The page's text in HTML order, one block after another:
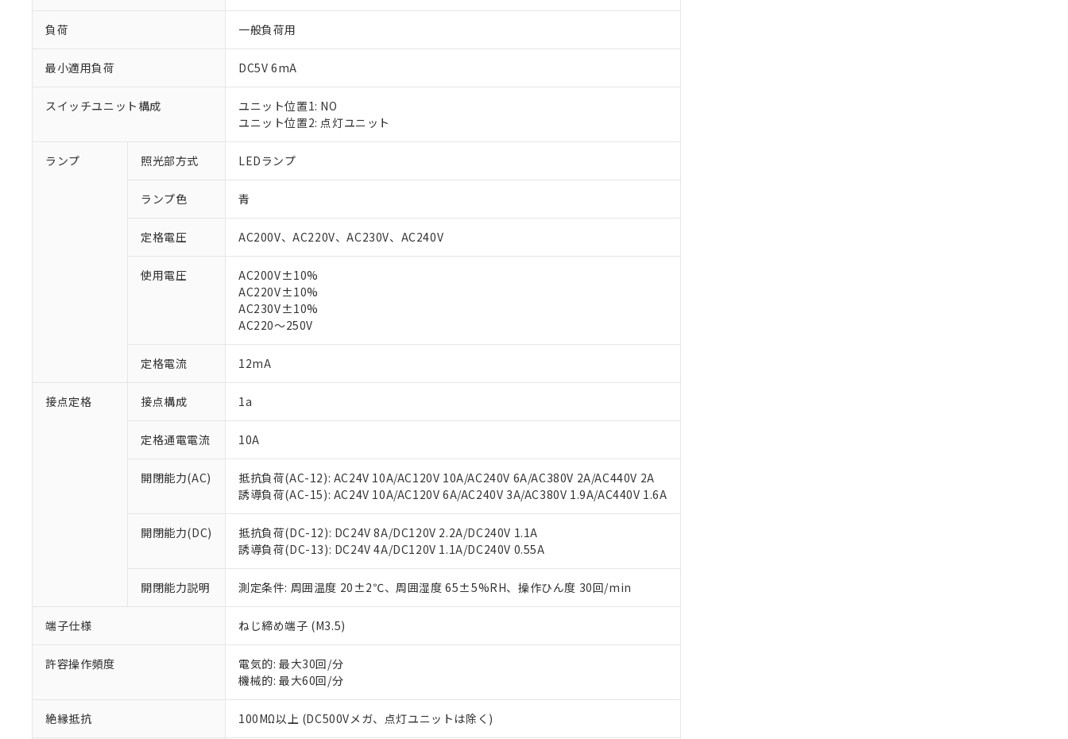
負荷 一般負荷用
最小適用負荷 DC5V 6mA
スイッチユニット構成
ユニット位置1: NO
ユニット位置2: 点灯ユニット
ランプ 照光部方式 LEDランプ
ランプ色 青
定格電圧 AC200V、AC220V、AC230V、AC240V
使用電圧
AC200V±10%
AC220V±10%
AC230V±10%
AC220～250V
定格電流 12mA
接点定格 接点構成 1a
定格通電電流 10A
開閉能力(AC)
抵抗負荷(AC-12): AC24V 10A/AC120V 10A/AC240V 6A/AC380V 2A/AC440V 2A
誘導負荷(AC-15): AC24V 10A/AC120V 6A/AC240V 3A/AC380V 1.9A/AC440V 1.6A
開閉能力(DC)
抵抗負荷(DC-12): DC24V 8A/DC120V 2.2A/DC240V 1.1A
誘導負荷(DC-13): DC24V 4A/DC120V 1.1A/DC240V 0.55A
開閉能力説明 測定条件: 周囲温度 20±2℃、周囲湿度 65±5%RH、操作ひん度 30回/min
端子仕様 ねじ締め端子 (M3.5)
許容操作頻度
電気的: 最大30回/分
機械的: 最大60回/分
絶縁抵抗 100MΩ以上 (DC500Vメガ、点灯ユニットは除く)
ご利用条件
以下の条件をお読みいただき、同意のうえご利用ください。
正式な納期状況および標準価格はお客様のお取引先、またはお客様担当のオムロン制御機器販売店・
当社販売員にご相談ください。
オムロン制御機器販売店や当社販売拠点は「販売ネットワーク
」をご確認ください。
在庫状況および標準価格結果を当社の事前の承諾なく第三者に漏洩または開示しないようお願いしま
す。
マイパーツ機能（部品リスト作成サービス）をご利用いただくには、I-Webメンバーズにご登録され
ている必要があります。
が、当社の製品・サービスに関するお客様との取引・商談に必要な範囲で利用することをご了承くだ
さい。
※当社の共同利用者とは、
いる法人を指します。
対応予定：EU RoHS指令（10物質）の非含有に対応した製品に切り替える予定のある商品です。
対応予定なし：EU RoHS指令（10物質）の非含有に非対応の商品で、対応品を出す予定はありません。
調査・確認中：EU RoHS指令（10物質）の非含有の対応状況を調査中または確認中の商品です。
非該当品：ライセンス料など無形物で、有害物質有無と関係のない商品です。
仕入先様の事情により、非含有部品としていたものが、含有品と判明した場合などやむを得ず変更すること
があります。
*EU RoHS指令（10物質）：
六価クロム(Cr(Ⅵ)) 1000ppm以下、ポリ臭化ビフェニル類(PBB) 1000ppm以下、ポリ臭化ジフェニルエーテル類(PBDE) 1000ppm以下、
但し、RoHS指令で産業用監視および制御機器に対する適用除外項目は除く。
フタル酸エステル類の４物質については閾値を超える意図的な使用がないことを確認しています。
※2 対応予定月
部品在庫の切り替え状況などにより、予定月が前後することがあります。
※3 非含有証明書ダウンロード
EU RoHS指令（10物質）の非含有証明書
51物質の非含有証明書（当社基準）
※本証明書は発行日時点で非含有を証明するもので、過去に遡って非含有を証明するものではありません。
また、RoHS指令のフタル酸エステル類４物質の対応では、対応完了までの期間は出荷製品に未対応品が
混在することから備考欄に対応日を記載しておりました。
既に当社にて対応品への在庫切替を完了していることから、特段のことがない限り、2022年1月12日よ
※1 中国RoHS○×表
「×」：最大均質材料含有率が中国RoHSの基準値を超えていることを示します。
「－」：未確認です。当社販売部門へお問い合わせください。
Pb(鉛) :1000ppm、 Hg(水銀) : 1000ppm、 Cd(カドミウム) : 100ppm、
DBP(フタル酸ジブチル) : 1000ppm、 DIBP(フタル酸ジイソブチル) : 1000ppm、 BBP(フタル酸ブチルベンジル) : 1000ppm、
※2 環境保護使用期限
「ｅ」：有害物質（10物質）のすべてが基準値以下であることを示します。
「10」：通常の使用状況下において有害物質が外部に漏えいし、環境に深刻な影響を及ぼさない年数を意
味します。
「－」：未確認です。当社販売部門へお問い合わせください。
う）を輸出または国外への提供する場合は、日本国政府の輸出許可(または役務取引許可)を取得する
置等に一切使用いたしません。
当社は、貴社製品を第三者に販売する場合は、上記1、2および3の内容を当該第三者に通知します。
また当社は、販売先および販売に係わる関係者が違法に輸出するおそれがある場合は、取り引きをい
たしません。
記
説明
△ 一定数には満たないが在庫あり
－
在庫なし(最新の在庫状況については、お客様のお取引先、またはお客様担当のオムロン制御
機器販売店・当社販売員にご確認ください)
空
白
受注生産機種、また在庫状況の情報を公開していない機種